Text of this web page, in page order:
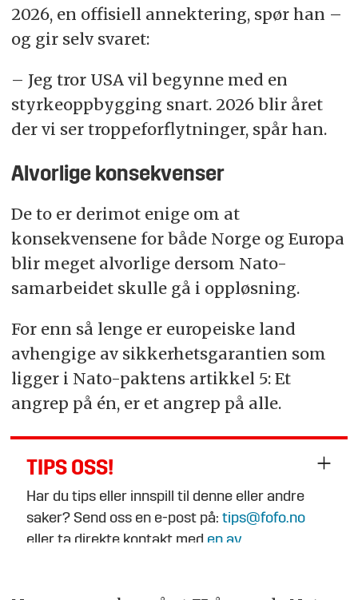
2026, en offisiell annektering, spør han –
og gir selv svaret:
– Jeg tror USA vil begynne med en
styrkeoppbygging snart. 2026 blir året
der vi ser troppeforflytninger, spår han.
Alvorlige konsekvenser
De to er derimot enige om at
konsekvensene for både Norge og Europa
blir meget alvorlige dersom Nato-
samarbeidet skulle gå i oppløsning.
For enn så lenge er europeiske land
avhengige av sikkerhetsgarantien som
ligger i Nato-paktens artikkel 5: Et
angrep på én, er et angrep på alle.
TIPS OSS!
Har du tips eller innspill til denne eller andre
saker? Send oss en e-post på:tips@fofo.no
eller ta direkte kontakt med en av